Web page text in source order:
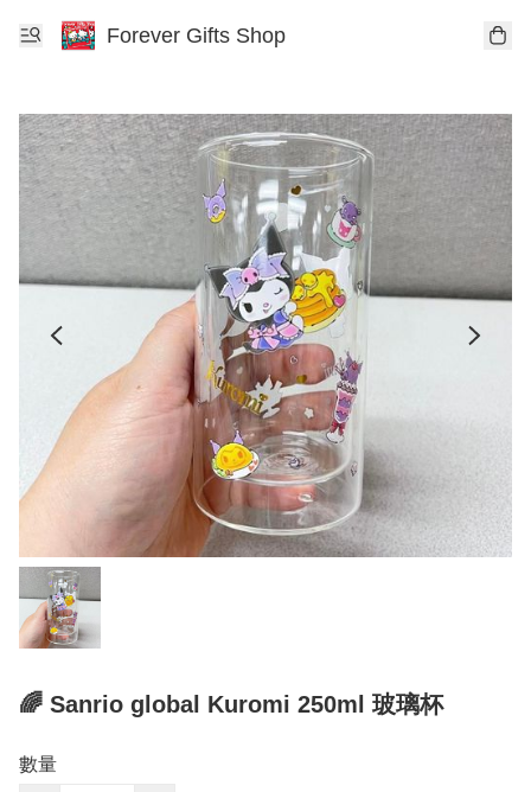
Forever Gifts Shop
🌈 Sanrio global Kuromi 250ml 玻璃杯
數量